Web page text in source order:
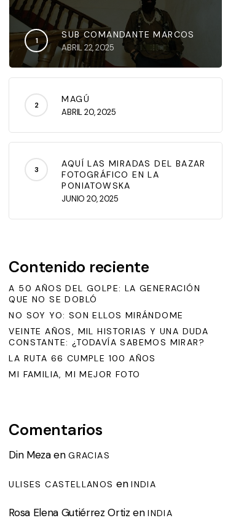
SUB COMANDANTE MARCOS
ABRIL 22, 2025
MAGÚ
ABRIL 20, 2025
AQUÍ LAS MIRADAS DEL BAZAR
FOTOGRÁFICO EN LA
PONIATOWSKA
JUNIO 20, 2025
Contenido reciente
A 50 AÑOS DEL GOLPE: LA GENERACIÓN
QUE NO SE DOBLÓ
NO SOY YO: SON ELLOS MIRÁNDOME
VEINTE AÑOS, MIL HISTORIAS Y UNA DUDA
CONSTANTE: ¿TODAVÍA SABEMOS MIRAR?
LA RUTA 66 CUMPLE 100 AÑOS
MI FAMILIA, MI MEJOR FOTO
Comentarios
Din MezaenGRACIAS
ULISES CASTELLANOS enINDIA
Rosa Elena Gutiérrez Ortiz enINDIA